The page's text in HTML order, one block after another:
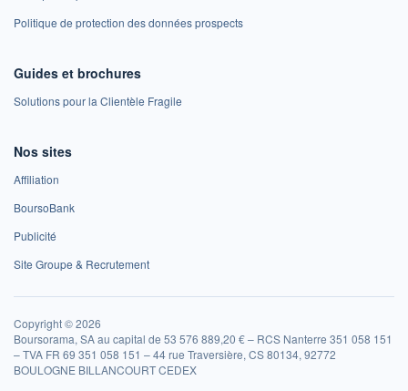
Politique de protection des données prospects
Guides et brochures
Solutions pour la Clientèle Fragile
Nos sites
Affiliation
BoursoBank
Publicité
Site Groupe & Recrutement
Copyright © 2026
Boursorama, SA au capital de 53 576 889,20 € – RCS Nanterre 351 058 151
– TVA FR 69 351 058 151 – 44 rue Traversière, CS 80134, 92772
BOULOGNE BILLANCOURT CEDEX